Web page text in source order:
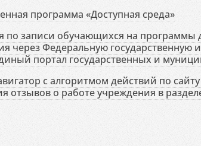
программа «Доступная среда»
по записи обучающихся на программы
через Федеральную
портал государственных и
с алгоритмом действий по
отзывов о работе учреждения в